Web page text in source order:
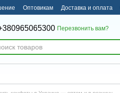
Оптовикам Доставка и оплата
Перезвонить вам?